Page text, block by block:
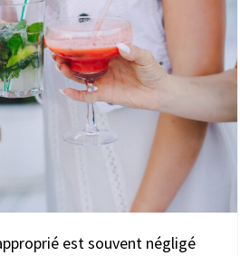
est souvent négligé